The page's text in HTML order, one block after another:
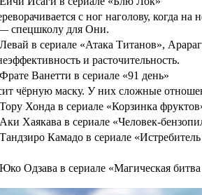
с ног наголову, когда на
спецшколу для Они.
Левай в сериале «Атака Титанов»,
и расточительность.
Фрате Ванетти в сериале «91 день»
чёрную маску. У них сложные
Тору Хонда в сериале «Корзинка
Аки Хаякава в сериале «Человек-
Тандзиро Камадо в сериале
Юко Одзава в сериале «Магическая битва